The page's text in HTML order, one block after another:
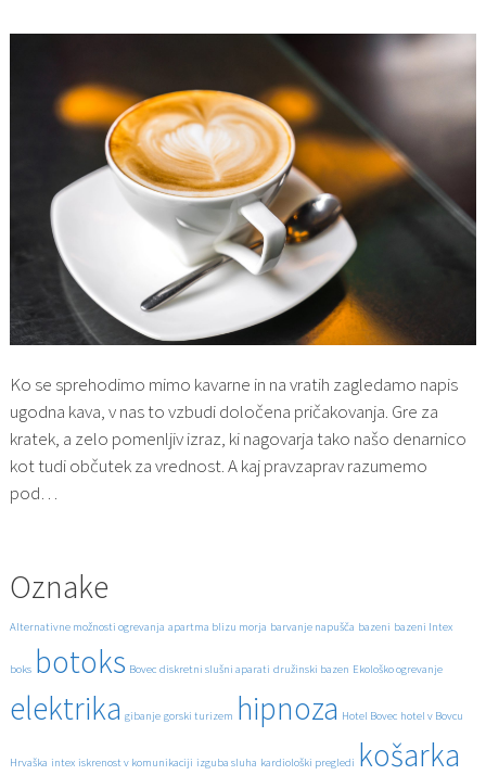
Ko se sprehodimo mimo kavarne in na vratih zagledamo napis
ugodna kava, v nas to vzbudi določena pričakovanja. Gre za
kratek, a zelo pomenljiv izraz, ki nagovarja tako našo denarnico
kot tudi občutek za vrednost. A kaj pravzaprav razumemo
pod…
Oznake
Alternativne možnosti ogrevanja apartma blizu morja barvanje napušča bazeni bazeni Intex
boks botoks Bovec diskretni slušni aparati družinski bazen Ekološko ogrevanje
elektrika gibanje gorski turizem hipnoza Hotel Bovec hotel v Bovcu
Hrvaška intex iskrenost v komunikaciji izguba sluha kardiološki pregledi košarka